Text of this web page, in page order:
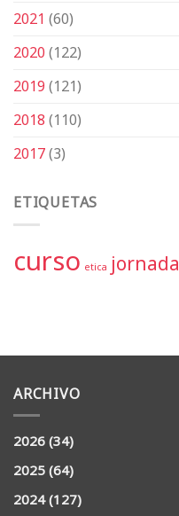
2021 (60)
2020(122)
2019(121)
2018(110)
2017(3)
ETIQUETAS
curso etica jornada
ARCHIVO
2026(34)
2025(64)
2024(127)